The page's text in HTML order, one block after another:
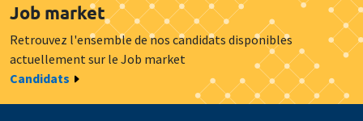
Job market
Retrouvez l'ensemble de nos candidats disponibles
actuellement sur le Job market
Candidats